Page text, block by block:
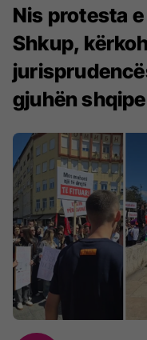
Nis protesta
Shkup,
gjuhën shqipe